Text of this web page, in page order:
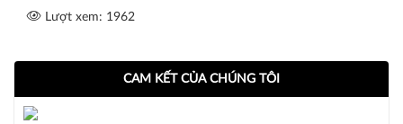
Lượt xem: 1962
CAM KẾT CỦA CHÚNG TÔI